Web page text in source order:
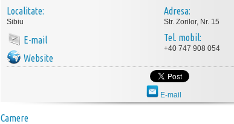
Localitate:
Sibiu
E-mail
Website
Adresa:
Str. Zorilor, Nr. 15
Tel. mobil:
+40 747 908 054
E-mail
Camere